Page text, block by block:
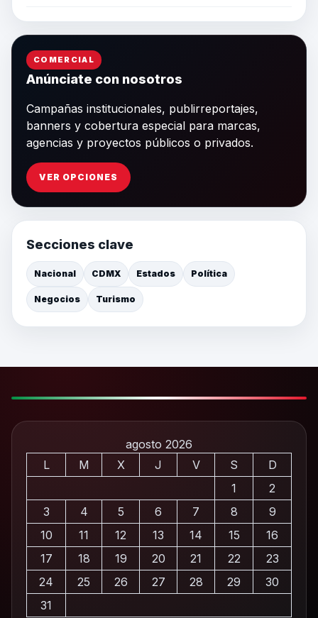
COMERCIAL
Anúnciate con nosotros
Campañas institucionales, publirreportajes,
banners y cobertura especial para marcas,
agencias y proyectos públicos o privados.
VER OPCIONES
Secciones clave
Nacional CDMX Estados Política
Negocios Turismo
agosto 2026
L
M X J V S
D
1
2
3
4 5 6 7 8
9
10
11 12 13 14 15
16
17
18 19 20 21 22
23
24
25 26 27 28 29
30
31